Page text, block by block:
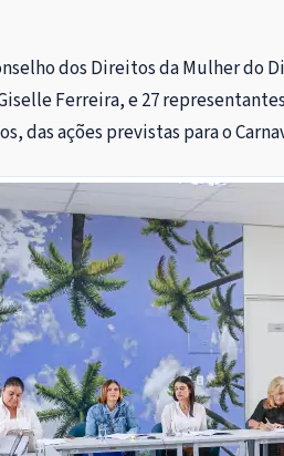
dos Direitos da Mulher do
Ferreira, e 27
das ações previstas para o